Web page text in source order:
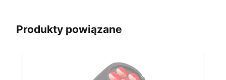
Produkty powiązane